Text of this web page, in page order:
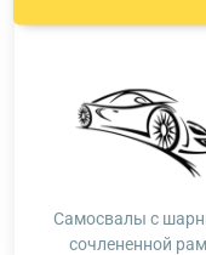
Самосвалы с
сочлененной